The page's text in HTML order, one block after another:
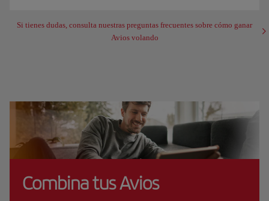
Si tienes dudas, consulta nuestras preguntas frecuentes sobre cómo ganar
Avios volando
Combina tus Avios